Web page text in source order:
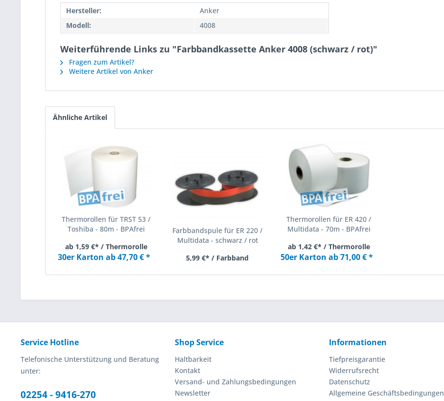
Hersteller:
Anker
Modell:
4008
Weiterführende Links zu "Farbbandkassette Anker 4008 (schwarz / rot)"
Fragen zum Artikel?
Weitere Artikel von Anker
Ähnliche Artikel
Thermorollen für TRST 53 /
Toshiba - 80m - BPAfrei
ab 1,59 €* / Thermorolle
30er Karton ab 47,70 € *
Farbbandspule für ER 220 /
Multidata - schwarz / rot
5,99 €* / Farbband
Thermorollen für ER 420 /
Multidata - 70m - BPAfrei
ab 1,42 €* / Thermorolle
50er Karton ab 71,00 € *
Service Hotline
Telefonische Unterstützung und Beratung
unter:
02254 - 9416-270
Shop Service
Haltbarkeit
Kontakt
Versand- und Zahlungsbedingungen
Newsletter
Informationen
Tiefpreisgarantie
Widerrufsrecht
Datenschutz
Allgemeine Geschäftsbedingungen